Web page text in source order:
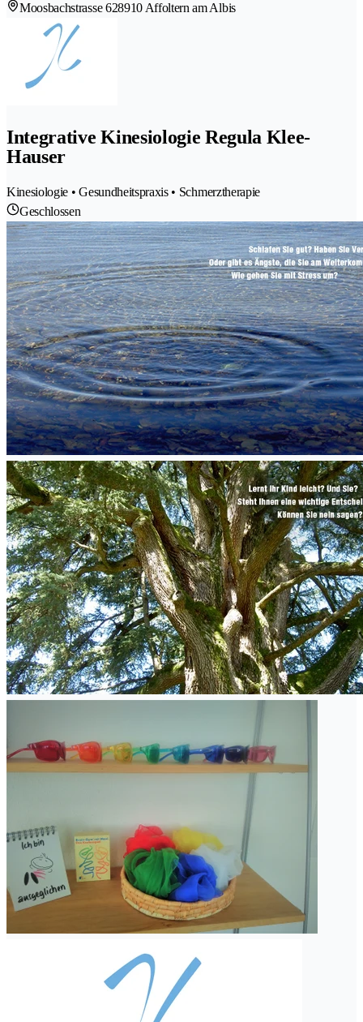
Moosbachstrasse 628910 Affoltern am Albis
Integrative Kinesiologie Regula Klee-
Hauser
Kinesiologie • Gesundheitspraxis • Schmerztherapie
Geschlossen